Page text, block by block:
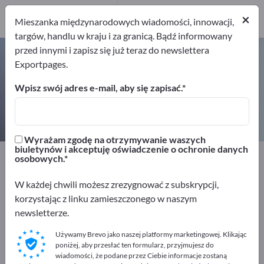
Liczniki energii – znajdź
producentów i dostawców
4
4
Exportpages
Technika pomiarowa i optyka
Liczniki energii
Reklamuj się bezpłatnie w serwisie
Exportpages!
Szukaj – Oferty – Towary używane – Kontakty biznesowe
×
Mieszanka międzynarodowych wiadomości, innowacji,
targów, handlu w kraju i za granicą. Bądź informowany
przed innymi i zapisz się już teraz do newslettera
Exportpages.
Wpisz swój adres e-mail, aby się zapisać.
Wyrażam zgodę na otrzymywanie waszych
biuletynów i akceptuję oświadczenie o ochronie danych
osobowych.
W każdej chwili możesz zrezygnować z subskrypcji,
korzystając z linku zamieszczonego w naszym
newsletterze.
Używamy Brevo jako naszej platformy marketingowej. Klikając
poniżej, aby przesłać ten formularz, przyjmujesz do
wiadomości, że podane przez Ciebie informacje zostaną